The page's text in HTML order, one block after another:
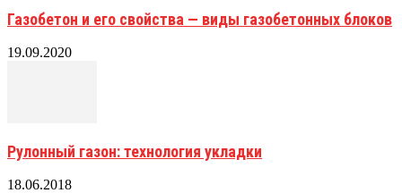
Газобетон и его свойства — виды газобетонных блоков
19.09.2020
Рулонный газон: технология укладки
18.06.2018